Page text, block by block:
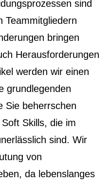
sind
Teammitgliedern
bringen
Herausforderungen
werden wir einen
grundlegenden
Sie beherrschen
Skills, die im
sind. Wir
von
da lebenslanges